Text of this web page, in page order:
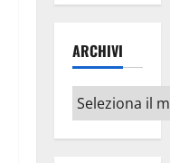
ARCHIVI
Archivi